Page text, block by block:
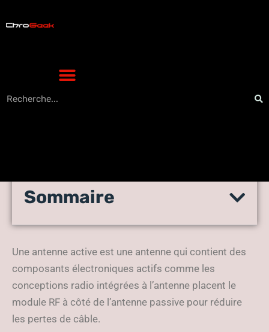
Antenna System (AAS) ?
Sommaire
Une antenne active est une antenne qui contient des
composants électroniques actifs comme les
conceptions radio intégrées à l’antenne placent le
module RF à côté de l’antenne passive pour réduire
les pertes de câble.